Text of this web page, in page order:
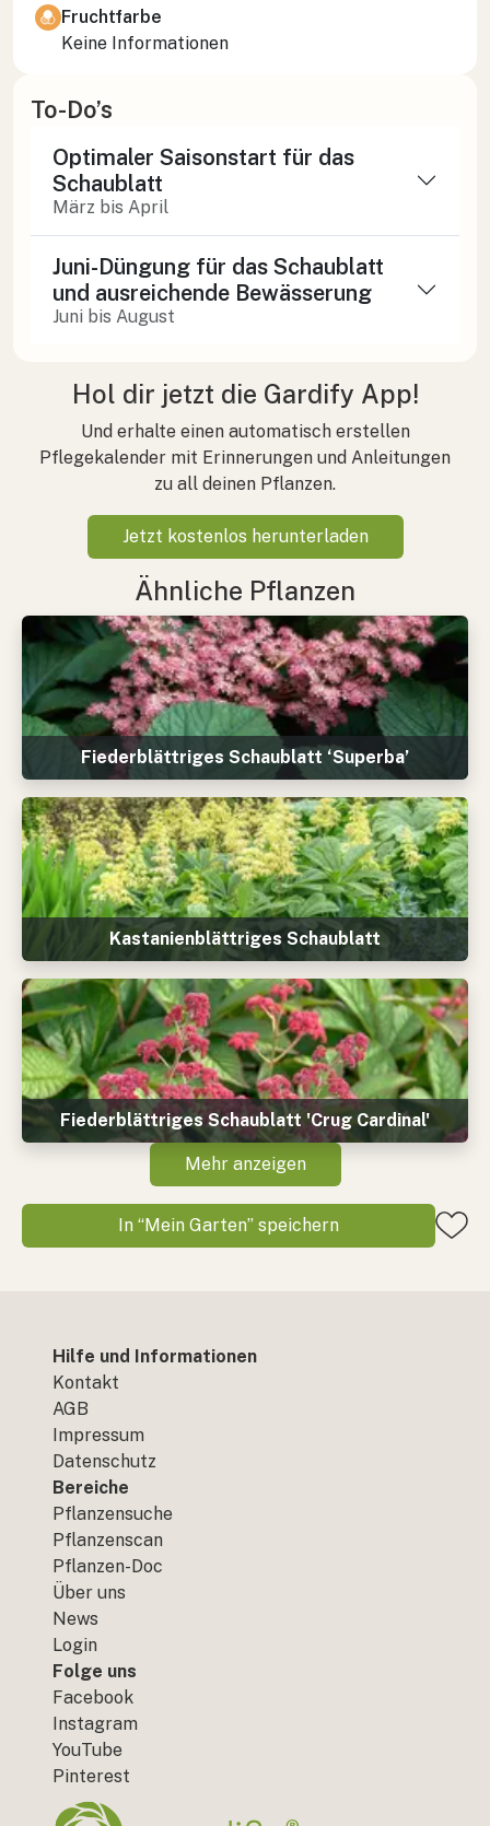
Fruchtfarbe
Keine Informationen
To-Do’s
Optimaler Saisonstart für das
Schaublatt
März bis April
Juni-Düngung für das Schaublatt
und ausreichende Bewässerung
Juni bis August
Hol dir jetzt die Gardify App!
Und erhalte einen automatisch erstellen
Pflegekalender mit Erinnerungen und Anleitungen
zu all deinen Pflanzen.
Jetzt kostenlos herunterladen
Ähnliche Pflanzen
Fiederblättriges Schaublatt ‘Superba’
Kastanienblättriges Schaublatt
Fiederblättriges Schaublatt 'Crug Cardinal'
Mehr anzeigen
In “Mein Garten” speichern
Hilfe und Informationen
Kontakt
AGB
Impressum
Datenschutz
Bereiche
Pflanzensuche
Pflanzenscan
Pflanzen-Doc
Über uns
News
Login
Folge uns
Facebook
Instagram
YouTube
Pinterest